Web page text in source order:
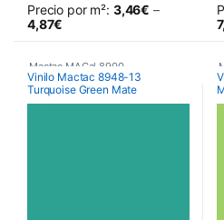
Precio por m²: 3,46€ –
4,87€
Este producto tiene múltiples
Mactac MACal 8900
Monoméricos,Vinilos De Corte
Vinilo Mactac 8948-13
Turquoise Green Mate